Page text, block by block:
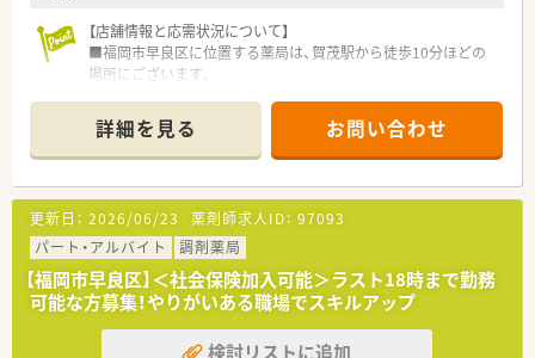
【こんな方におすすめ】
■特定の店舗に固定されず、複数の店舗を経験して調剤スキルや
コミュニケーション能力をバランスよく高めたい方。
純粋に目の前の患者様への対応を第一に考えたい方。
【店舗情報と応需状況について】
■福岡市早良区に位置する薬局は、賀茂駅から徒歩10分ほどの
場所にございます。
180枚応需しています。
■常勤薬剤師3名、パート薬剤師2名、派遣1名、ヘルプ1名に加え
事務員5名が在籍しています。
【募集背景と求める人物像について】
■より質の高い医療サービスを提供するため、新たな正社員薬剤
師を募集しています。
■幅広い処方箋に対応できる向上心があり、積極的に業務に取り
組める方を歓迎いたします。
■患者様とのコミュニケーションを大切にし、地域医療に貢献し
たい方を求めております。
詳細を見る お問い合わせ
更新日： 2026/06/23 薬剤師求人ID： 97093
パート・アルバイト
調剤薬局
【福岡市早良区】＜社会保険加入可能＞ラスト18時まで勤務
可能な方募集！やりがいある職場でスキルアップ
検討リストに追加